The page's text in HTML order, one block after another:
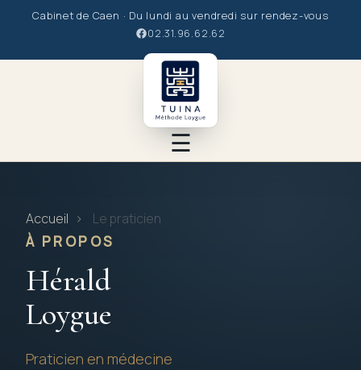
Cabinet de Caen · Du lundi au vendredi sur rendez-vous
02.31.96.62.62
☰
Accueil › Le praticien
À PROPOS
Hérald
Loygue
Praticien en médecine